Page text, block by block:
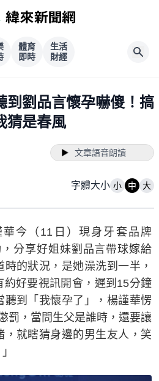
體育
即時
生活
財經
到劉品言懷孕嚇傻！搞
猜是春風
文章語音朗讀
字體大小 小 中 大
華今（11日）現身牙套品牌
，分享好姐妹劉品言帶球嫁給
的狀況，是她澡洗到一半，
好要視訊開會，遲到15分鐘
聽到「我懷孕了」，楊謹華愣
罰，當問生父是誰時，還要讓
，就瞎猜身邊的男生友人，笑